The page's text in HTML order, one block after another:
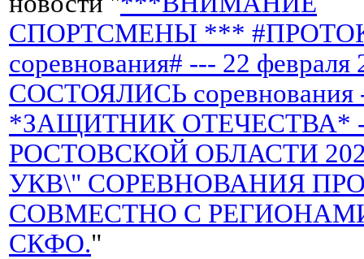
СПОРТСМЕНЫ ***
соревнования# --- 22 февраля
СОСТОЯЛИСЬ
*ЗАЩИТНИК ОТЕЧЕСТВА*
РОСТОВСКОЙ ОБЛАСТИ 2026
УКВ\" СОРЕВНОВАНИЯ
СОВМЕСТНО С
СКФО."